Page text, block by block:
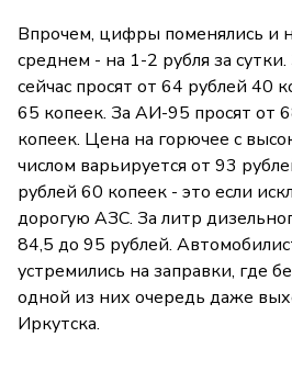
Впрочем, цифры поменялись и
среднем - на 1-2 рубля за
сейчас просят от 64 рублей 40
65 копеек. За АИ-95 просят от
копеек. Цена на горючее с
числом варьируется от 93
рублей 60 копеек - это если
дорогую АЗС. За литр
84,5 до 95 рублей.
устремились на заправки, где
одной из них очередь даже
Иркутска.